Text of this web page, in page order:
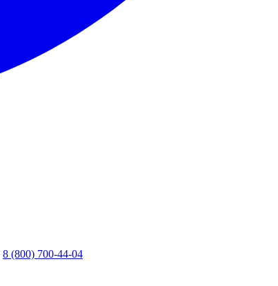
8 (800) 700-44-04